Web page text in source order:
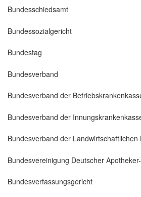
Bundesschiedsamt
Bundessozialgericht
Bundestag
Bundesverband
Bundesverband der
Bundesverband der
Bundesverband der Landwirtschaftlichen
Bundesvereinigung Deutscher
Bundesverfassungsgericht